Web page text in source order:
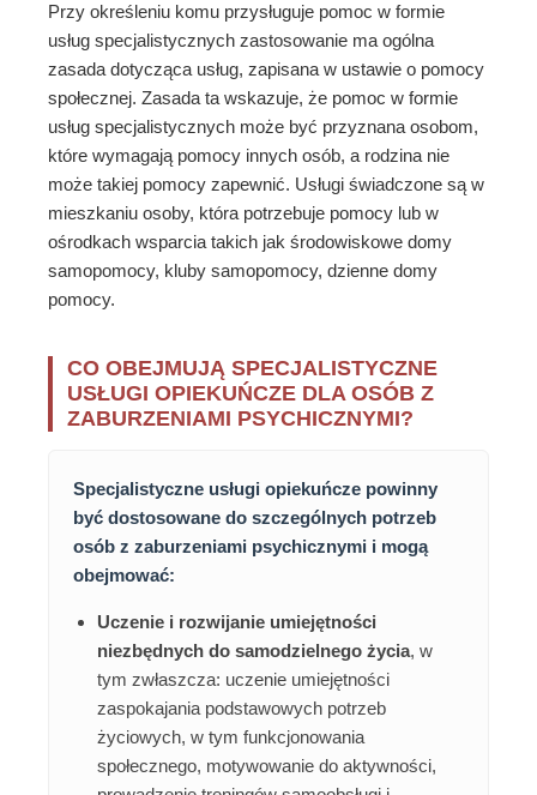
Przy określeniu komu przysługuje pomoc w formie
usług specjalistycznych zastosowanie ma ogólna
zasada dotycząca usług, zapisana w ustawie o pomocy
społecznej. Zasada ta wskazuje, że pomoc w formie
usług specjalistycznych może być przyznana osobom,
które wymagają pomocy innych osób, a rodzina nie
może takiej pomocy zapewnić. Usługi świadczone są w
mieszkaniu osoby, która potrzebuje pomocy lub w
ośrodkach wsparcia takich jak środowiskowe domy
samopomocy, kluby samopomocy, dzienne domy
pomocy.
CO OBEJMUJĄ SPECJALISTYCZNE
USŁUGI OPIEKUŃCZE DLA OSÓB Z
ZABURZENIAMI PSYCHICZNYMI?
Specjalistyczne usługi opiekuńcze powinny
być dostosowane do szczególnych potrzeb
osób z zaburzeniami psychicznymi i mogą
obejmować:
Uczenie i rozwijanie umiejętności
niezbędnych do samodzielnego życia, w
tym zwłaszcza: uczenie umiejętności
zaspokajania podstawowych potrzeb
życiowych, w tym funkcjonowania
społecznego, motywowanie do aktywności,